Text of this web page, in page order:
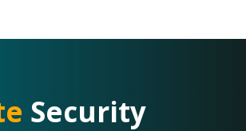
Security